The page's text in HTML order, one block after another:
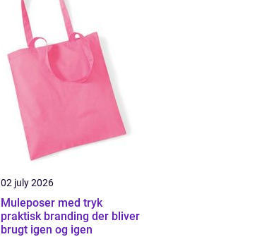
02 july 2026
Muleposer med tryk
praktisk branding der bliver
brugt igen og igen